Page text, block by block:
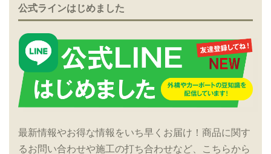
公式ラインはじめました
最新情報やお得な情報をいち早くお届け！商品に関す
るお問い合わせや施工の打ち合わせなど、こちらから